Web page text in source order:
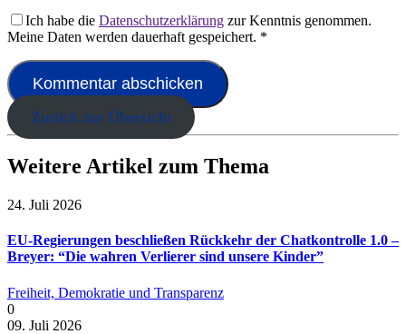
Ich habe die Datenschutzerklärung zur Kenntnis genommen.
Meine Daten werden dauerhaft gespeichert. *
Zurück zur Übersicht
Weitere Artikel zum Thema
24. Juli 2026
EU-Regierungen beschließen Rückkehr der Chatkontrolle 1.0 –
Breyer: “Die wahren Verlierer sind unsere Kinder”
Freiheit, Demokratie und Transparenz
0
09. Juli 2026